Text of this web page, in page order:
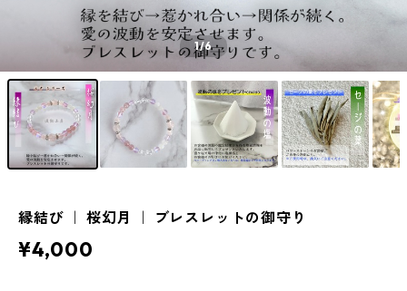
1/6
縁結び ｜ 桜幻月 ｜ ブレスレットの御守り
¥4,000